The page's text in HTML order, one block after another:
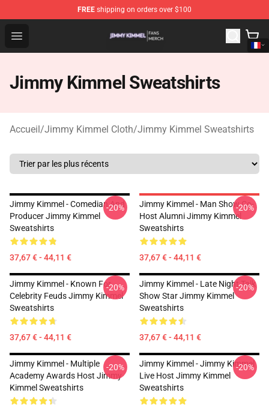
FREE shipping on orders over $100
Open menu
Jimmy Kimmel Shop - Official Jimmy Kimmel
Jimmy Kimmel Sweatshirts
Accueil/Jimmy Kimmel Cloth/Jimmy Kimmel Sweatshirts
Jimmy Kimmel - Comedian And
Producer Jimmy Kimmel
Sweatshirts
37,67 € - 44,11 €
-20%
Jimmy Kimmel - Man Show Co-
Host Alumni Jimmy Kimmel
Sweatshirts
37,67 € - 44,11 €
-20%
Jimmy Kimmel - Known For
Celebrity Feuds Jimmy Kimmel
Sweatshirts
37,67 € - 44,11 €
-20%
Jimmy Kimmel - Late Night Talk
Show Star Jimmy Kimmel
Sweatshirts
37,67 € - 44,11 €
-20%
Jimmy Kimmel - Multiple
Academy Awards Host Jimmy
Kimmel Sweatshirts
-20%
Jimmy Kimmel - Jimmy Kimmel
Live Host Jimmy Kimmel
Sweatshirts
-20%